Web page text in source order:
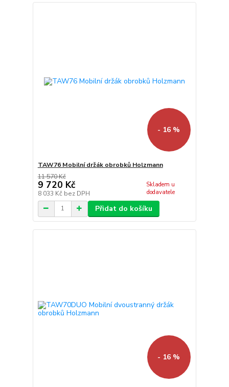
- 16 %
TAW76 Mobilní držák obrobků Holzmann
11 570 Kč
9 720 Kč
8 033 Kč bez DPH
Skladem u
dodavatele
Přidat do košíku
- 16 %